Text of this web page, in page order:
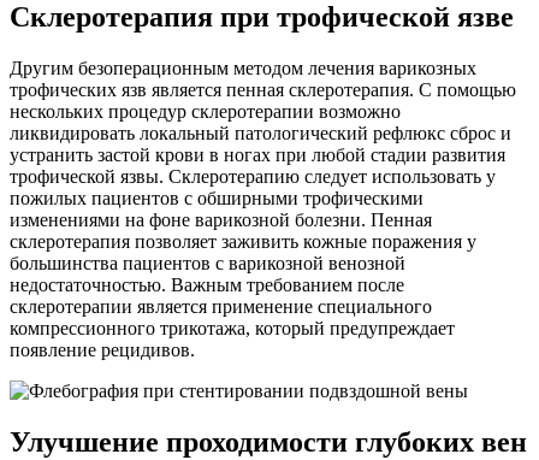
Склеротерапия при трофической язве
Другим безоперационным методом лечения варикозных
трофических язв является пенная склеротерапия. С помощью
нескольких процедур склеротерапии возможно
ликвидировать локальный патологический рефлюкс сброс и
устранить застой крови в ногах при любой стадии развития
трофической язвы. Склеротерапию следует использовать у
пожилых пациентов с обширными трофическими
изменениями на фоне варикозной болезни. Пенная
склеротерапия позволяет заживить кожные поражения у
большинства пациентов с варикозной венозной
недостаточностью. Важным требованием после
склеротерапии является применение специального
компрессионного трикотажа, который предупреждает
появление рецидивов.
Улучшение проходимости глубоких вен